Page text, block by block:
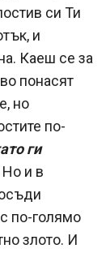
си Ти
и
Каеш се за
понасят
но
по-
ги
и в
по-голямо
злото. И